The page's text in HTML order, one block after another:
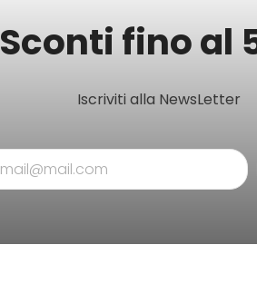
Sconti fino al
Iscriviti alla NewsLetter